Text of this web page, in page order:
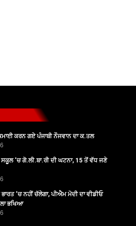
ਕਰਨ ਗਏ ਪੰਜਾਬੀ ਨੌਜਵਾਨ ਦਾ ਕ.ਤਲ
‘ਚ ਗੋ.ਲੀ.ਬਾ.ਰੀ ਦੀ ਘਟਨਾ, 15 ਤੋਂ ਵੱਧ ਜਣੇ
‘ਚ ਨਹੀਂ ਚੱਲੇਗਾ, ਪੀਐਮ ਮੋਦੀ ਦਾ ਵੀਡੀਓ
ਭਖਿਆ